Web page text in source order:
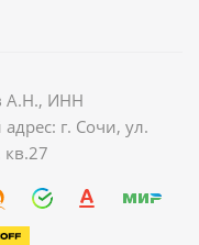
А.Н., ИНН
г. Сочи, ул.
кв.27